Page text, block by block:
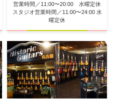
営業時間／11:00〜20:00 水曜定休
スタジオ営業時間／11:00〜24:00 水
曜定休